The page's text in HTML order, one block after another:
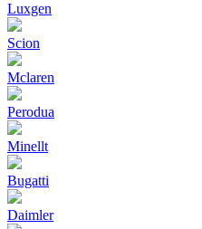
Luxgen
Scion
Mclaren
Perodua
Minellt
Bugatti
Daimler